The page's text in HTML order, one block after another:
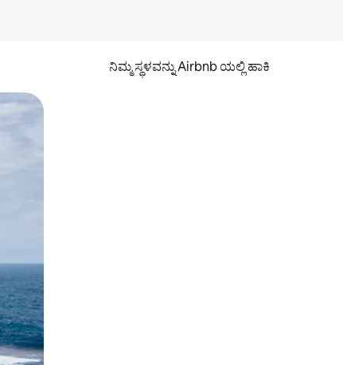
ನಿಮ್ಮ ಸ್ಥಳವನ್ನು Airbnb ಯಲ್ಲಿ ಹಾಕಿ